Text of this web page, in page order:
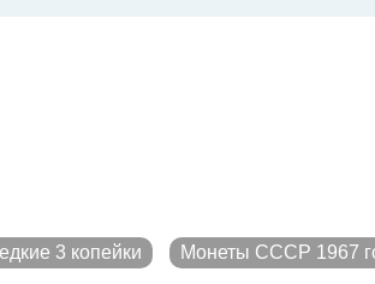
3 копейки Монеты СССР 1967